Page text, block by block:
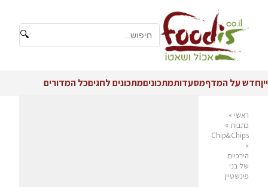
🔍
ייןחדש על המדףמסעדותמתכוניםמתכונים לחגיםכל המדורים
ראשי »
כתבות »
Chip&Chips
»
הירכיים
של בני
פינשטיין